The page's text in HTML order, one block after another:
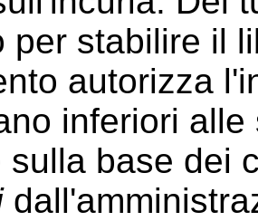
per stabilire il
autorizza
inferiori
sulla base dei